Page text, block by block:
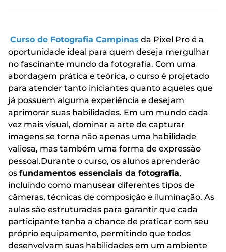
Curso de Fotografia Campinas da Pixel Pro é a
oportunidade ideal para quem deseja mergulhar
no fascinante mundo da fotografia. Com uma
abordagem prática e teórica, o curso é projetado
para atender tanto iniciantes quanto aqueles que
já possuem alguma experiência e desejam
aprimorar suas habilidades. Em um mundo cada
vez mais visual, dominar a arte de capturar
imagens se torna não apenas uma habilidade
valiosa, mas também uma forma de expressão
pessoal.Durante o curso, os alunos aprenderão
os fundamentos essenciais da fotografia,
incluindo como manusear diferentes tipos de
câmeras, técnicas de composição e iluminação. As
aulas são estruturadas para garantir que cada
participante tenha a chance de praticar com seu
próprio equipamento, permitindo que todos
desenvolvam suas habilidades em um ambiente